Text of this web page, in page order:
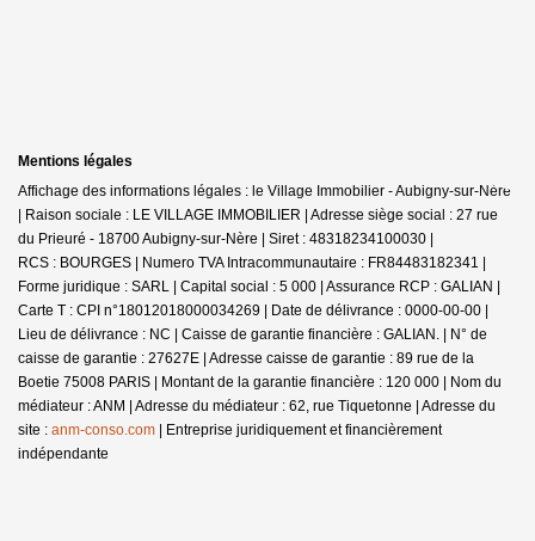
Mentions légales
Affichage des informations légales : le Village Immobilier - Aubigny-sur-Nère
| Raison sociale : LE VILLAGE IMMOBILIER | Adresse siège social : 27 rue
du Prieuré - 18700 Aubigny-sur-Nère | Siret : 48318234100030 |
RCS : BOURGES | Numero TVA Intracommunautaire : FR84483182341 |
Forme juridique : SARL | Capital social : 5 000 | Assurance RCP : GALIAN |
Carte T : CPI n°18012018000034269 | Date de délivrance : 0000-00-00 |
Lieu de délivrance : NC | Caisse de garantie financière : GALIAN. | N° de
caisse de garantie : 27627E | Adresse caisse de garantie : 89 rue de la
Boetie 75008 PARIS | Montant de la garantie financière : 120 000 | Nom du
médiateur : ANM | Adresse du médiateur : 62, rue Tiquetonne | Adresse du
site : anm-conso.com | Entreprise juridiquement et financièrement
indépendante